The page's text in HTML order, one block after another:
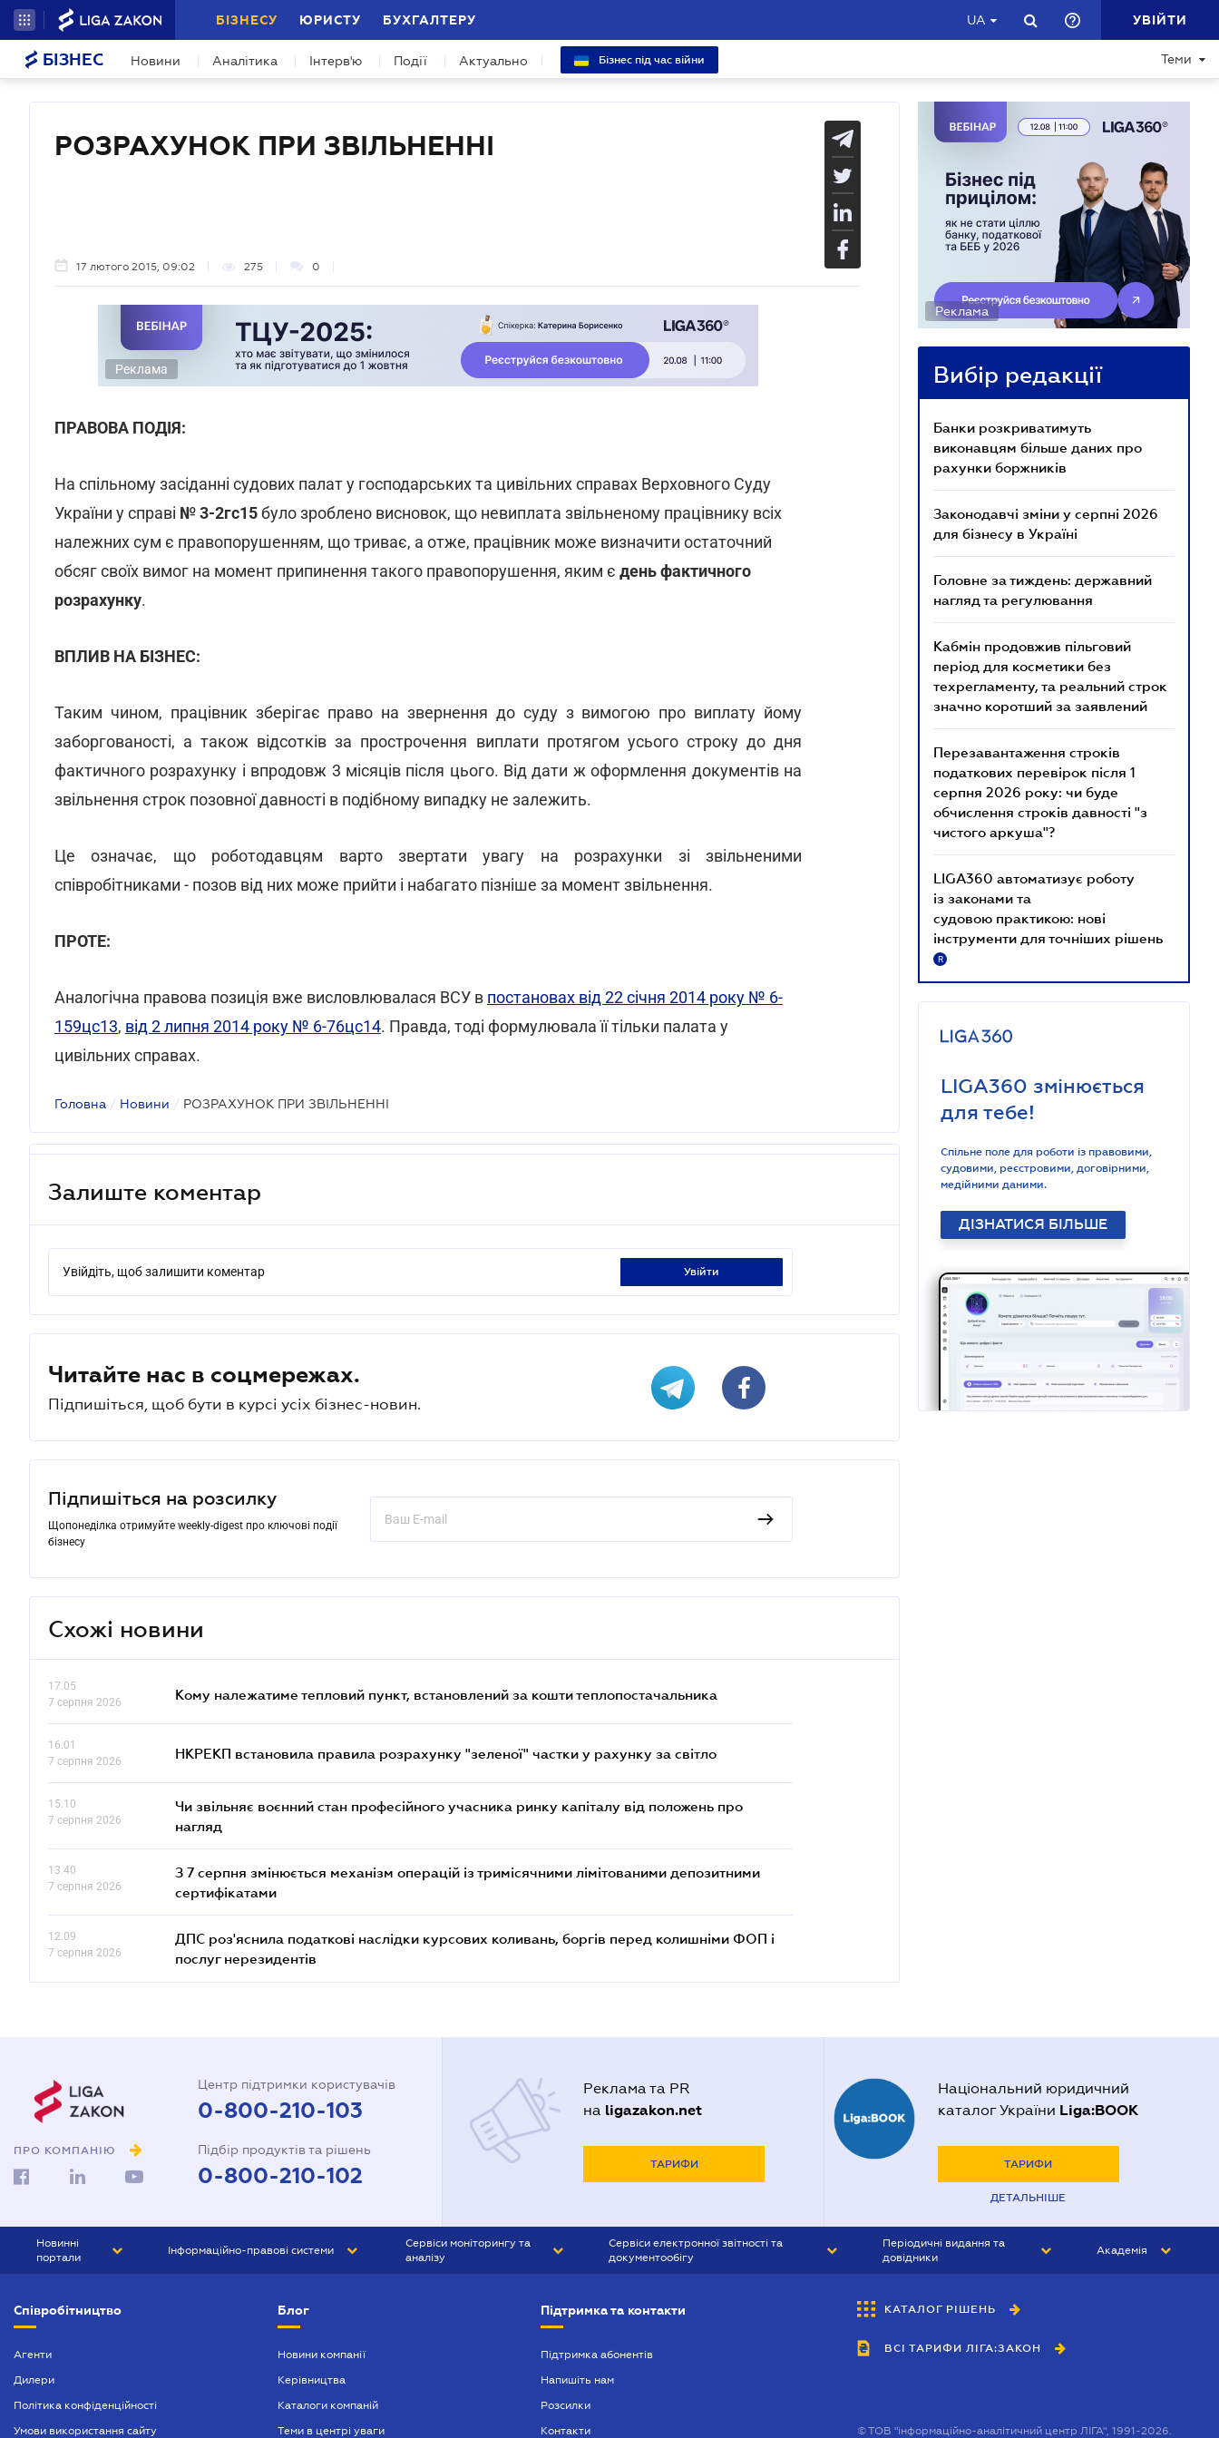
БІЗНЕСУ ЮРИСТУ БУХГАЛТЕРУ UA УВІЙТИ
БІЗНЕС Новини Аналітика Інтерв'ю Події Актуально Бізнес під час війни Теми
РОЗРАХУНОК ПРИ ЗВІЛЬНЕННІ
17 лютого 2015, 09:02 275 0
Реклама
ПРАВОВА ПОДІЯ:
На спільному засіданні судових палат у господарських та цивільних справах Верховного Суду
України у справі № 3-2гс15було зроблено висновок, що невиплата звільненому працівнику всіх
належних сум є правопорушенням, що триває, а отже, працівник може визначити остаточний
обсяг своїх вимог на момент припинення такого правопорушення, яким є день фактичного
розрахунку.
ВПЛИВ НА БІЗНЕС:
Таким чином, працівник зберігає право на звернення до суду з вимогою про виплату йому
заборгованості, а також відсотків за прострочення виплати протягом усього строку до дня
фактичного розрахунку і впродовж 3 місяців після цього. Від дати ж оформлення документів на
звільнення строк позовної давності в подібному випадку не залежить.
Це означає, що роботодавцям варто звертати увагу на розрахунки зі звільненими
співробітниками - позов від них може прийти і набагато пізніше за момент звільнення.
ПРОТЕ:
Аналогічна правова позиція вже висловлювалася ВСУ в постановах від 22 січня 2014 року № 6-
159цс13, від 2 липня 2014 року № 6-76цс14. Правда, тоді формулювала її тільки палата у
цивільних справах.
Головна / Новини / РОЗРАХУНОК ПРИ ЗВІЛЬНЕННІ
Залиште коментар
Увійдіть, щоб залишити коментар увійти
Читайте нас в соцмережах.
Підпишіться, щоб бути в курсі усіх бізнес-новин.
Підпишіться на розсилку
Щопонеділка отримуйте weekly-digest про ключові події
бізнесу
Схожі новини
17.05
7 серпня 2026
Кому належатиме тепловий пункт, встановлений за кошти теплопостачальника
16.01
7 серпня 2026
НКРЕКП встановила правила розрахунку "зеленої" частки у рахунку за світло
15.10
7 серпня 2026
Чи звільняє воєнний стан професійного учасника ринку капіталу від положень про
нагляд
13.40
7 серпня 2026
З 7 серпня змінюється механізм операцій із тримісячними лімітованими депозитними
сертифікатами
12.09
7 серпня 2026
ДПС роз'яснила податкові наслідки курсових коливань, боргів перед колишніми ФОП і
послуг нерезидентів
Реклама
Вибір редакції
Банки розкриватимуть
виконавцям більше даних про
рахунки боржників
Законодавчі зміни у серпні 2026
для бізнесу в Україні
Головне за тиждень: державний
нагляд та регулювання
Кабмін продовжив пільговий
період для косметики без
техрегламенту, та реальний строк
значно коротший за заявлений
Перезавантаження строків
податкових перевірок після 1
серпня 2026 року: чи буде
обчислення строків давності "з
чистого аркуша"?
LIGA360 автоматизує роботу
із законами та
судовою практикою: нові
інструменти для точніших рішень
R
LIGA360 змінюється
для тебе!
Спільне поле для роботи із правовими,
судовими, реєстровими, договірними,
медійними даними.
ДІЗНАТИСЯ БІЛЬШЕ
ПРО КОМПАНІЮ
Центр підтримки користувачів
0-800-210-103
Підбір продуктів та рішень
0-800-210-102
Реклама та PR
на ligazakon.net
ТАРИФИ
Національний юридичний
каталог України Liga:BOOK
ТАРИФИ
ДЕТАЛЬНІШЕ
Новинні
портали
БІЗНЕС
Інформаційно-правові системи
БУХГАЛТЕР ПРОФ
Сервіси моніторингу та
аналізу
Сервіси електронної звітності та
документообігу
Періодичні видання та
довідники
БУХГАЛТЕР&ЗАКОН
ВІСНИК МСФЗ
Академія
Співробітництво
Агенти
Дилери
Політика конфіденційності
Умови використання сайту
Блог
Новини компанії
Керівництва
Каталоги компаній
Теми в центрі уваги
Підтримка та контакти
Підтримка абонентів
Напишіть нам
Розсилки
Контакти
КАТАЛОГ РІШЕНЬ
ВСІ ТАРИФИ ЛІГА:ЗАКОН
©ТОВ "інформаційно-аналітичний центр ЛІГА", 1991-2026.